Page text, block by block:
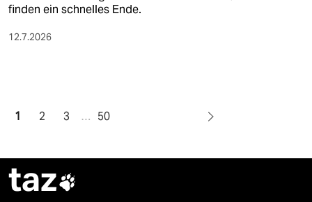
finden ein schnelles Ende.
12.7.2026
1 2 3 … 50
taz